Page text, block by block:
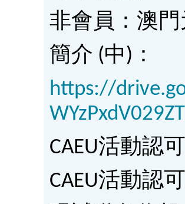
非會員：澳門
簡介 (中)：
https://
CAEU活動認
CAEU活動認